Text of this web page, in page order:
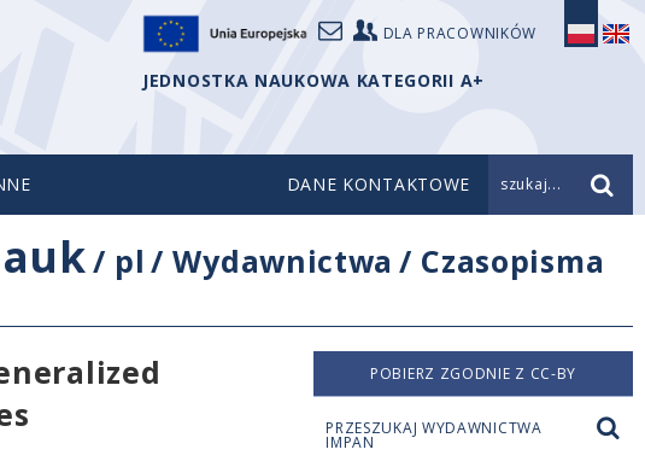
DLA PRACOWNIKÓW
JEDNOSTKA NAUKOWA KATEGORII A+
DANE KONTAKTOWE szukaj...
/ pl /Wydawnictwa / Czasopisma
POBIERZ ZGODNIE Z CC-BY
PRZESZUKAJ WYDAWNICTWA
IMPAN